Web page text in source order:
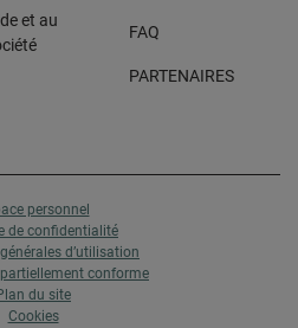
et au
FAQ
PARTENAIRES
personnel
de confidentialité
d’utilisation
conforme
du site
Cookies